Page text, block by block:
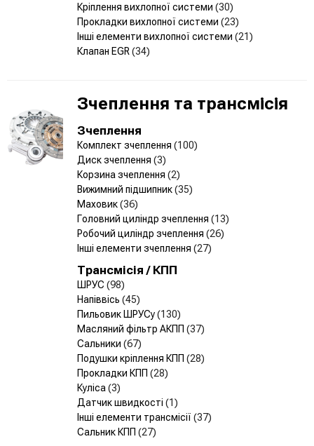
Кріплення вихлопної системи (30)
Прокладки вихлопної системи (23)
Інші елементи вихлопної системи (21)
Клапан EGR (34)
Зчеплення та трансмісія
Зчеплення
Комплект зчеплення (100)
Диск зчеплення (3)
Корзина зчеплення (2)
Вижимний підшипник(35)
Маховик(36)
Головний циліндр зчеплення (13)
Робочий циліндр зчеплення (26)
Інші елементи зчеплення (27)
Трансмісія / КПП
ШРУС (98)
Напіввісь (45)
Пильовик ШРУСу(130)
Масляний фільтр АКПП (37)
Сальники (67)
Подушки кріплення КПП (28)
Прокладки КПП (28)
Куліса (3)
Датчик швидкості (1)
Інші елементи трансмісії (37)
Сальник КПП (27)